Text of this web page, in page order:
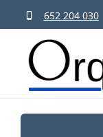
Saltar
contenido
652 204 030